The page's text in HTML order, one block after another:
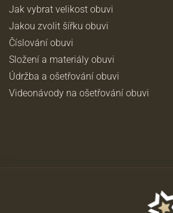
Jak vybrat velikost obuvi
Jakou zvolit šířku obuvi
Číslování obuvi
Složení a materiály obuvi
Údržba a ošetřování obuvi
Videonávody na ošetřování obuvi